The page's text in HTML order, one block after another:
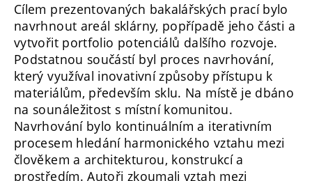
Cílem prezentovaných bakalářských prací bylo
navrhnout areál sklárny, popřípadě jeho části a
vytvořit portfolio potenciálů dalšího rozvoje.
Podstatnou součástí byl proces navrhování,
který využíval inovativní způsoby přístupu k
materiálům, především sklu. Na místě je dbáno
na sounáležitost s místní komunitou.
Navrhování bylo kontinuálním a iterativním
procesem hledání harmonického vztahu mezi
člověkem a architekturou, konstrukcí a
prostředím. Autoři zkoumali vztah mezi